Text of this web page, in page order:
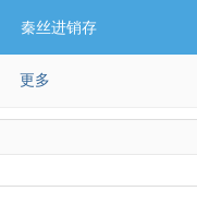
秦丝进销存
更多